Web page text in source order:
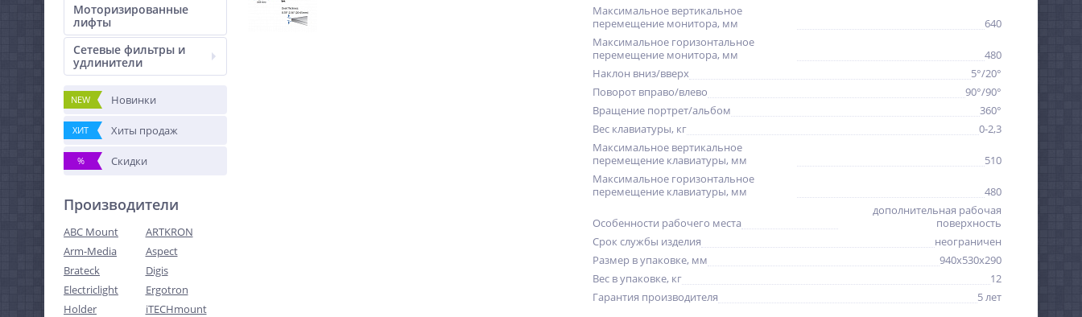
Моторизированные
лифты
Сетевые фильтры и
удлинители
NEW Новинки
ХИТ Хиты продаж
% Скидки
Производители
ABC Mount
ARTKRON
Arm-Media
Aspect
Brateck
Digis
Electriclight
Ergotron
Holder
iTECHmount
Максимальное вертикальное
перемещение монитора, мм
640
Максимальное горизонтальное
перемещение монитора, мм
480
Наклон вниз/вверх
5°/20°
Поворот вправо/влево
90°/90°
Вращение портрет/альбом
360°
Вес клавиатуры, кг
0-2,3
Максимальное вертикальное
перемещение клавиатуры, мм
510
Максимальное горизонтальное
перемещение клавиатуры, мм
480
Особенности рабочего места
дополнительная рабочая
поверхность
Срок службы изделия
неограничен
Размер в упаковке, мм
940x530x290
Вес в упаковке, кг
12
Гарантия производителя
5 лет